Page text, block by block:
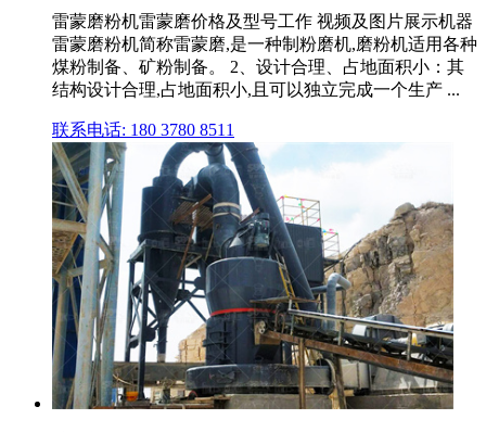
雷蒙磨粉机雷蒙磨价格及型号工作 视频及图片展示机器
雷蒙磨粉机简称雷蒙磨,是一种制粉磨机,磨粉机适用各种
煤粉制备、矿粉制备。 2、设计合理、占地面积小：其
结构设计合理,占地面积小,且可以独立完成一个生产 ...
联系电话: 180 3780 8511